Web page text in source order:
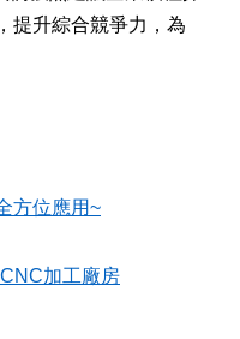
提升綜合競爭力，為
方位應用~
加工廠房